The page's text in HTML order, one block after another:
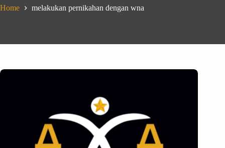
Home melakukan pernikahan dengan wna